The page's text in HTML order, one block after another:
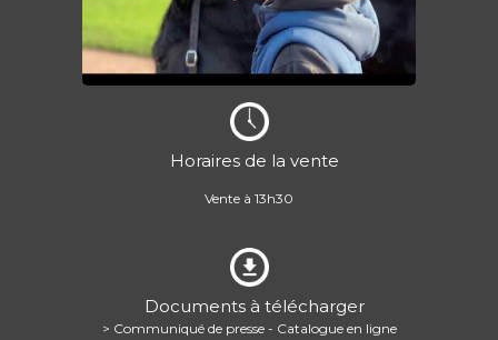
Horaires de la vente
Vente à 13h30
Documents à télécharger
> Communiqué de presse - Catalogue en ligne